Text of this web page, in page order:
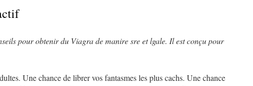
pourobtenir du Viagra de manire sre et lgale. Il estconçu pour
Une chance de librer vos fantasmesles pluscachs. Une chance